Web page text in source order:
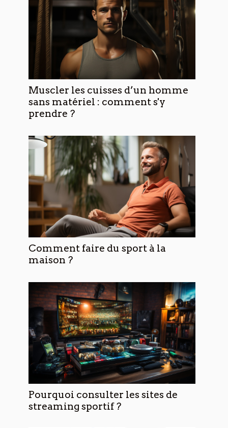
Muscler les cuisses d’un homme
sans matériel : comment s'y
prendre ?
Comment faire du sport à la
maison ?
Pourquoi consulter les sites de
streaming sportif ?